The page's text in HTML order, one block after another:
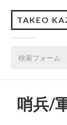
TAKEO
哨兵/